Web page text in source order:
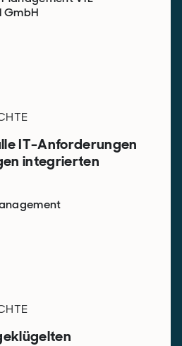
GmbH
IT-Anforderungen
integrierten